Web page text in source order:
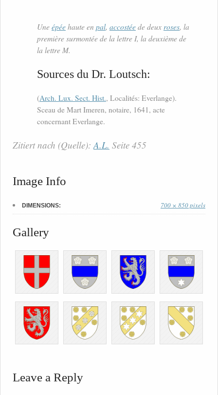
Uneépéehaute en pal, accostéede deuxroses, la
première surmontée de la lettre I, la deuxième de
la lettre M.
Sources du Dr. Loutsch:
(Arch. Lux. Sect. Hist., Localités: Everlange).
Sceau de Mart Imeren, notaire, 1641, acte
concernant Everlange.
Zitiert nach (Quelle):A.L. Seite 455
Image Info
DIMENSIONS: 700 × 850 pixels
Gallery
Leave a Reply